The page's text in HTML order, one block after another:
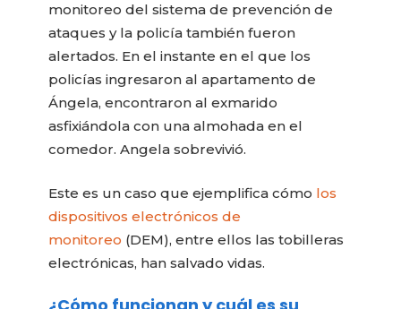
monitoreo del sistema de prevención de
ataques y la policía también fueron
alertados. En el instante en el que los
policías ingresaron al apartamento de
Ángela, encontraron al exmarido
asfixiándola con una almohada en el
comedor. Angela sobrevivió.
Este es un caso que ejemplifica cómo los
dispositivos electrónicos de
monitoreo (DEM), entre ellos las tobilleras
electrónicas, han salvado vidas.